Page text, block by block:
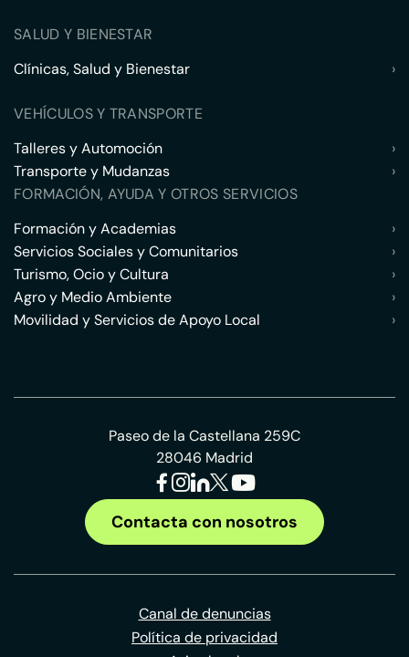
SALUD Y BIENESTAR
Clínicas, Salud y Bienestar
›
VEHÍCULOS Y TRANSPORTE
Talleres y Automoción
›
Transporte y Mudanzas
›
FORMACIÓN, AYUDA Y OTROS SERVICIOS
Formación y Academias
›
Servicios Sociales y Comunitarios
›
Turismo, Ocio y Cultura
›
Agro y Medio Ambiente
›
Movilidad y Servicios de Apoyo Local
›
Paseo de la Castellana 259C
28046 Madrid
Contacta con nosotros
Canal de denuncias
Política de privacidad